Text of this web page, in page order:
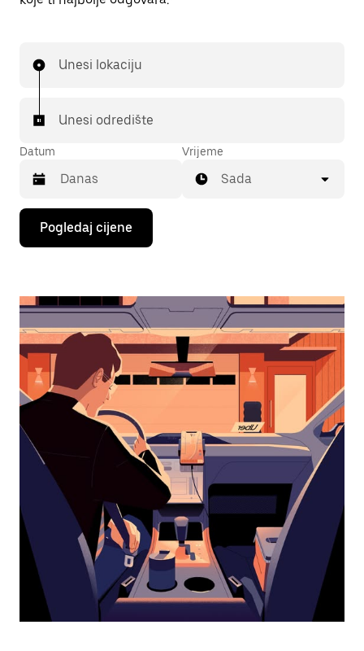
Unesi lokaciju
Unesi odredište
Datum
Pritisni
tipku
sa
za
s
kalendarom
odaberi
datum.
Pritisni
tipku
escape
zatvaranje
kalendara.
Vrijeme
Sada
Pogledaj cijene